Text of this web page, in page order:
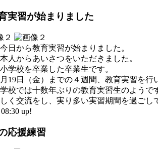
実習が始まりました
日から教育実習が始まりました。
人からあいさつをいただきました。
学校を卒業した卒業生です。
19日（金）までの４週間、教育実習を行
校では十数年ぶりの教育実習生のようで
く交流をし、実り多い実習期間を過ご
up!
応援練習